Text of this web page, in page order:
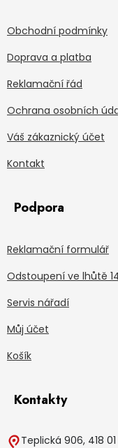
Obchodní podmínky
Doprava a platba
Reklamační řád
Ochrana osobních
Váš zákaznický účet
Kontakt
Podpora
Reklamační formulář
Odstoupení ve lhůtě
Servis nářadí
Můj účet
Košík
Kontakty
Teplická 906, 418